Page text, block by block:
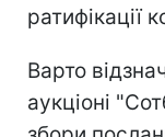
ратифікації
Варто
аукціоні